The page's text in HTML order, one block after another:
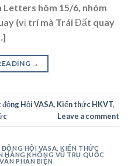
Letters hôm 15/6, nhóm
(vị trí mà Trái Đất quay
→
Hội VASA, Kiến thức HKVT,
Leave a comment
HỘI VASA ,KIẾN THỨC
HÀNG KHÔNG VŨ TRỤ QUỐC
PHẢN BIỆN